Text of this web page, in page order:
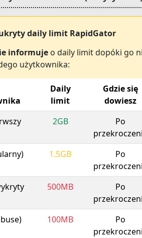
daily limit RapidGator
informuje o daily limit dopóki go
użytkownika:
Daily
limit
Gdzie się
dowiesz
2GB
Po
1.5GB
Po
500MB
Po
100MB
Po